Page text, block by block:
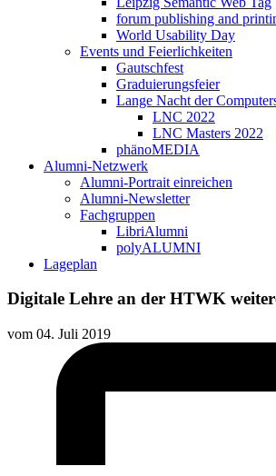
forum publishing and
World Usability Day
Events und Feierlichkeiten
Gautschfest
Graduierungsfeier
Lange Nacht der
LNC 2022
LNC Masters 2022
phänoMEDIA
Alumni-Netzwerk
Alumni-Portrait einreichen
Alumni-Newsletter
Fachgruppen
LibriAlumni
polyALUMNI
Lageplan
Digitale Lehre an der HTWK
vom 04. Juli 2019